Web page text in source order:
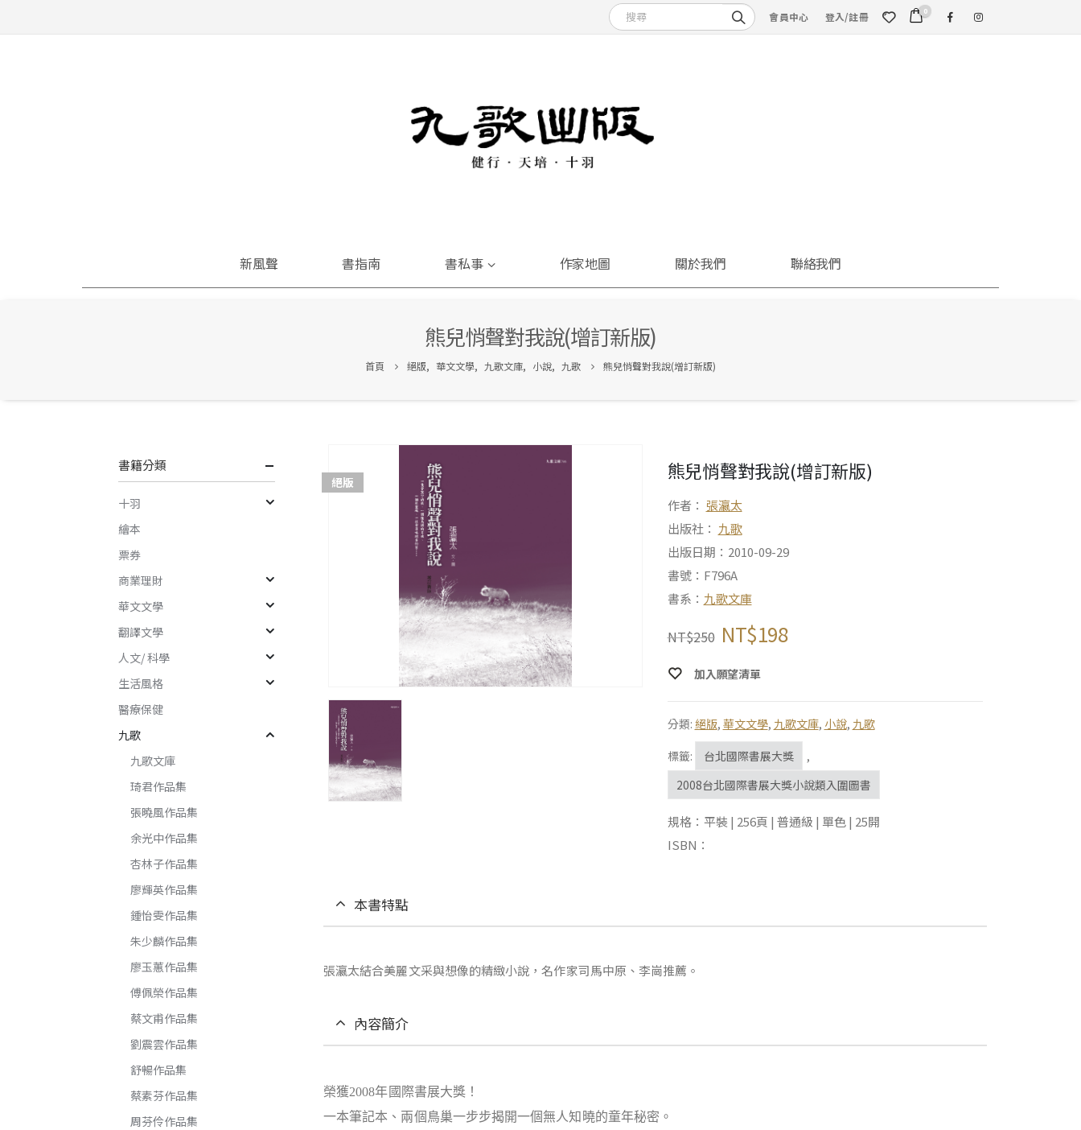
會員中心 登入/註冊 0
新風聲 書指南 書私事 作家地圖 關於我們 聯絡我們
熊兒悄聲對我說(增訂新版)
首頁 絕版, 華文文學, 九歌文庫, 小說, 九歌 熊兒悄聲對我說(增訂新版)
絕版 熊兒悄聲對我說(增訂新版)
作者： 張瀛太
出版社： 九歌
出版日期：2010-09-29
書號：F796A
書系： 九歌文庫
NT$250 NT$198
加入願望清單
分類: 絕版, 華文文學, 九歌文庫, 小說, 九歌
標籤:
台北國際書展大獎
,
2008台北國際書展大獎小說類入圍圖書
規格：平裝 | 256頁 | 普通級 | 單色 | 25開
ISBN：
本書特點
張瀛太結合美麗文采與想像的精緻小說，名作家司馬中原、李崗推薦。
內容簡介
榮獲2008年國際書展大獎！
一本筆記本、兩個鳥巢一步步揭開一個無人知曉的童年秘密。
書籍分類
十羽
繪本
票券
商業理財
華文文學
翻譯文學
人文/ 科學
生活風格
醫療保健
九歌
九歌文庫
琦君作品集
張曉風作品集
余光中作品集
杏林子作品集
廖輝英作品集
鍾怡雯作品集
朱少麟作品集
廖玉蕙作品集
傅佩榮作品集
蔡文甫作品集
劉震雲作品集
舒暢作品集
蔡素芬作品集
周芬伶作品集